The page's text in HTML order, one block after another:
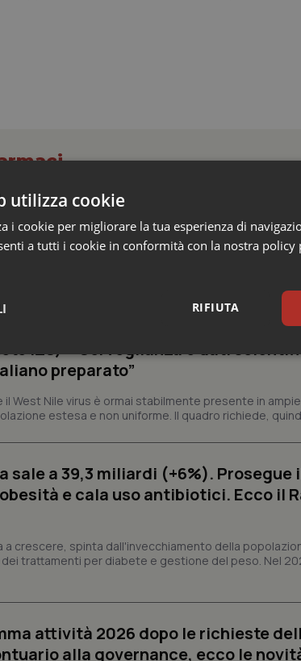
Africa Cdc: “Epidemia più veloce
morti
Democratica del Congo continua a correre e, in
della capacità di risposta. Al 4 agosto sono...
IZS): “Sorveglianza e dati
preparato”
West Nile virus è ormai stabilmente presente in
estesa e non uniforme. Il quadro richiede,
sale a 39,3 miliardi (+6%). Prosegue
e cala uso antibiotici. Ecco il
a crescere, spinta dall'invecchiamento della
trattamenti per diabete e gestione del peso. Nel
attività 2026 dopo le richieste
alla governance, ecco le
utilizza cookie
i cookie per migliorare la tua esperienza di
a tutti i cookie in conformità con la nostra policy
RIFIUTA
Statistici
Necessari Statistici Marketing
a rendere fruibile il sito web abilitandone funzionalità di base
del sito. Il sito web non è in grado di funzionare correttamente senza
YouTube
5 mesi 4
settimane
Questo cookie viene
scelte di consenso e
impostazioni sulla
CookieScript
www.quotidianosanita.it
5 mesi 3
settimane
Questo cookie viene
Script.com per ricordare